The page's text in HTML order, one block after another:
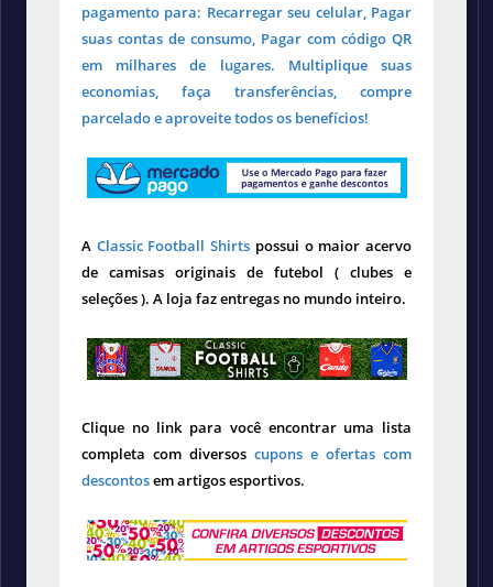
pagamento para: Recarregar seu celular, Pagar
suas contas de consumo, Pagar com código QR
em milhares de lugares. Multiplique suas
economias, faça transferências, compre
parcelado e aproveite todos os benefícios!
A Classic Football Shirts possui o maior acervo
de camisas originais de futebol ( clubes e
seleções ). A loja faz entregas no mundo inteiro.
Clique no link para você encontrar uma lista
completa com diversos cupons e ofertas com
descontosem artigos esportivos.